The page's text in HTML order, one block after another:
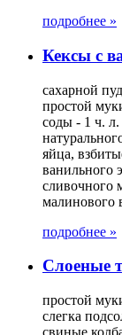
подробнее »
Кексы с
сахарной
простой
соды - 1 ч. л.
яйца,
ванильного
сливочного
малинового
подробнее »
Слоеные
простой
слегка
свиные